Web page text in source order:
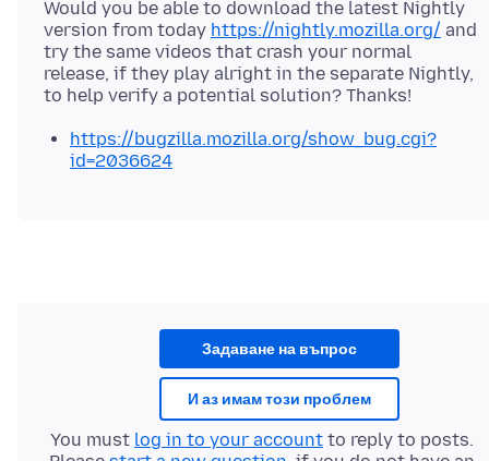
Would you be able to download the latest Nightly
version from today https://nightly.mozilla.org/ and
try the same videos that crash your normal
release, if they play alright in the separate Nightly,
https://bugzilla.mozilla.org/show_bug.cgi?
id=2036624
Задаване на въпрос
И аз имам този проблем
You must log in to your account to reply to posts.